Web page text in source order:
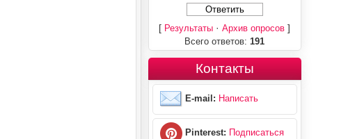
[ Результаты ·Архив опросов ]
Всего ответов: 191
Контакты
E-mail: Написать
Pinterest: Подписаться